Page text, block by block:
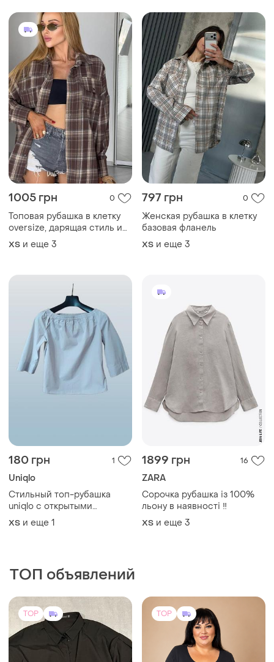
1005 грн 0
Топовая рубашка в клетку
oversize, дарящая стиль и
комфорт каждый день💔
белый/меланж шоколад/
голубой/коричневый
шоколад 42-48 мод.060
ХS и еще 3
797 грн 0
Женская рубашка в клетку
базовая фланель
ХS и еще 3
180 грн 1
Uniqlo
Стильный топ-рубашка
uniqlo с открытыми
плечами
ХS и еще 1
1899 грн 16
ZARA
Сорочка рубашка із 100%
льону в наявності ‼️
ХS и еще 3
ТОП объявлений
TOP TOP